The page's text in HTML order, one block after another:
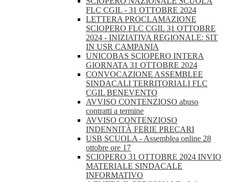
FLC CGIL - 31 OTTOBRE 2024
LETTERA PROCLAMAZIONE
SCIOPERO FLC CGIL 31 OTTOBRE
2024 - INIZIATIVA REGIONALE: SIT
IN USR CAMPANIA
UNICOBAS SCIOPERO INTERA
GIORNATA 31 OTTOBRE 2024
CONVOCAZIONE ASSEMBLEE
SINDACALI TERRITORIALI FLC
CGIL BENEVENTO
AVVISO CONTENZIOSO abuso
contratti a termine
AVVISO CONTENZIOSO
INDENNITÀ FERIE PRECARI
USB SCUOLA - Assemblea online 28
ottobre ore 17
SCIOPERO 31 OTTOBRE 2024 INVIO
MATERIALE SINDACALE
INFORMATIVO